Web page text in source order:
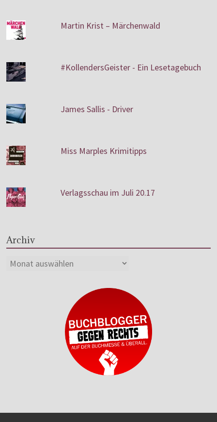
Martin Krist – Märchenwald
#KollendersGeister - Ein Lesetagebuch
James Sallis - Driver
Miss Marples Krimitipps
Verlagsschau im Juli 20.17
Archiv